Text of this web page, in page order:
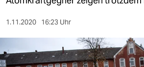
gesellschaft
sport
1.11.2020 16:23 Uhr